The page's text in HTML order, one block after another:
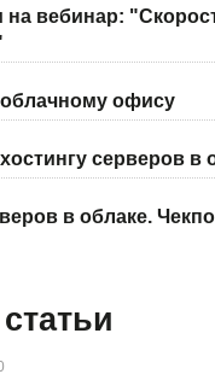
на вебинар:
офису
серверов в
в облаке.